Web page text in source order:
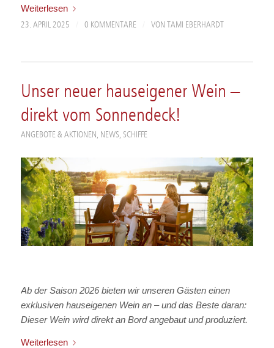
Weiterlesen
23. APRIL 2025 0 KOMMENTARE VON TAMI EBERHARDT
Unser neuer hauseigener Wein –
direkt vom Sonnendeck!
ANGEBOTE & AKTIONEN , NEWS, SCHIFFE
Ab der Saison 2026 bieten wir unseren Gästen einen
exklusiven hauseigenen Wein an – und das Beste daran:
Dieser Wein wird direkt an Bord angebaut und produziert.
Weiterlesen